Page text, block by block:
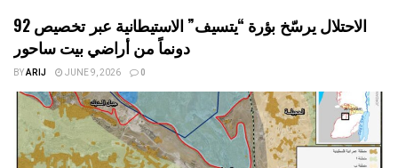
الاحتلال يرسّخ بؤرة “يتسيف” الاستيطانية عبر تخصيص 92
دونماً من أراضي بيت ساحور
BYARIJ JUNE 9, 2026 0